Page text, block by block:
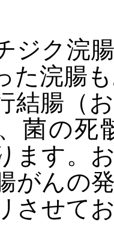
ジク浣
た浣腸
結腸（
菌の死
ます。
がんの
させて